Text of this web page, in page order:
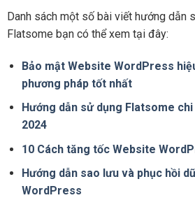
Danh sách một số bài viết hướng dẫn
Flatsome bạn có thể xem tại đây:
Bảo mật Website WordPress
phương pháp tốt nhất
Hướng dẫn sử dụng Flatsome
2024
10 Cách tăng tốc Website
Hướng dẫn sao lưu và phục hồi
WordPress